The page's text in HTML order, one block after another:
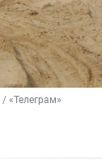
/ «Телеграм»